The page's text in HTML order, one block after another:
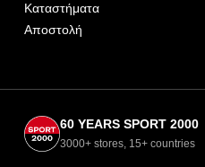
Καταστήματα
Αποστολή
60 YEARS SPORT 2000
3000+ stores, 15+ countries